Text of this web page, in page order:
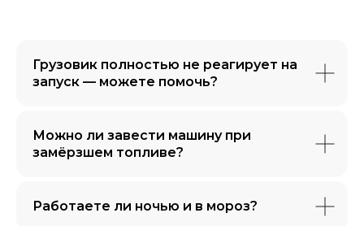
Грузовик полностью не реагирует на
запуск — можете помочь?
Можно ли завести машину при
замёрзшем топливе?
Работаете ли ночью и в мороз?